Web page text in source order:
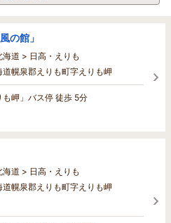
の館」
海道 > 日高・えりも
道幌泉郡えりも町字えりも岬
岬」バス停 徒歩 5分
海道 > 日高・えりも
道幌泉郡えりも町字えりも岬